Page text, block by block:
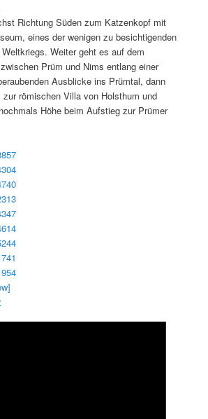
Richtung Süden zum Katzenkopf mit
eines der wenigen zu besichtigenden
Weiter geht es auf dem
Prüm und Nims entlang einer
Ausblicke ins Prümtal, dann
zur römischen Villa von Holsthum und
Höhe beim Aufstieg zur Prümer